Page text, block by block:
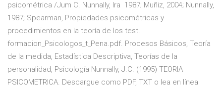
psicométrica /Jum C. Nunnally, Ira 1987; Muñiz, 2004; Nunnally,
1987; Spearman, Propiedades psicométricas y
procedimientos en la teoría de los test.
formacion_Psicologos_t_Pena.pdf. Procesos Básicos, Teoría
de la medida, Estadística Descriptiva, Teorías de la
personalidad, Psicología Nunnally, J.C. (1995) TEORIA
PSICOMETRICA. Descargue como PDF, TXT o lea en línea